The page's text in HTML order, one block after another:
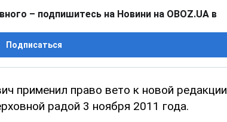
– подпишитесь на Новини на OBOZ.UA в
Подписаться
применил право вето к новой редакции
радой 3 ноября 2011 года.